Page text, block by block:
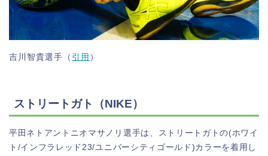
吉川智貴選手（ 引用 ）
ストリートガト（NIKE）
平田ネトアントニオマサノリ選手は、ストリートガトの(ホワイ
ト/インフラレッド23/ユニバーシティゴールド)カラーを着用し